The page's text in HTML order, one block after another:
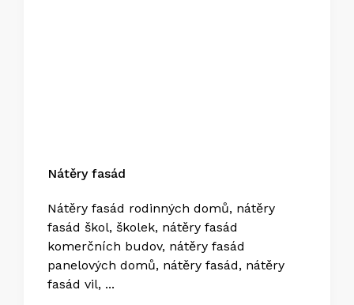
Nátěry fasád
Nátěry fasád rodinných domů, nátěry
fasád škol, školek, nátěry fasád
komerčních budov, nátěry fasád
panelových domů, nátěry fasád, nátěry
fasád vil, ...